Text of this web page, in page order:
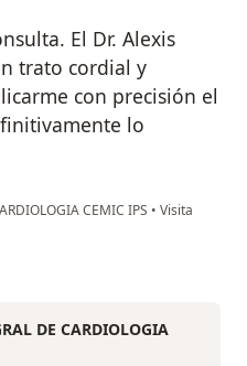
El Dr. Alexis
trato cordial y
con precisión el
lo
CEMIC IPS • Visita
DE CARDIOLOGIA